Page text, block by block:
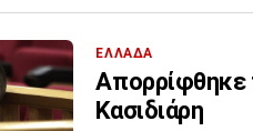
ΕΛΛΑΔΑ
Απορρίφθηκε
Κασιδιάρη